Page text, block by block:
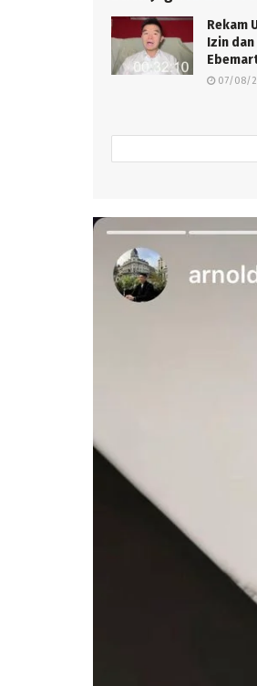
Rekam
Izin dan
07/08/